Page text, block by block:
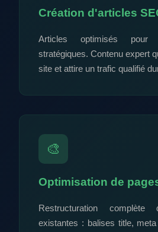
Création d'articles
Articles optimisés pour
stratégiques. Contenu expert
site et attire un trafic qualifié
🎨
Optimisation de
Restructuration
existantes : balises title,